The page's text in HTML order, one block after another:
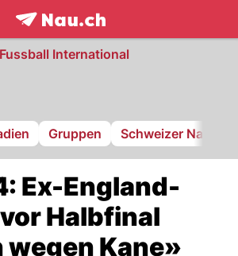
frontpage.NAU.ch
Fussball International
Gruppen Schweizer Nati
Ex-England-
Halbfinal
wegen Kane»